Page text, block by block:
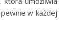
w każdej